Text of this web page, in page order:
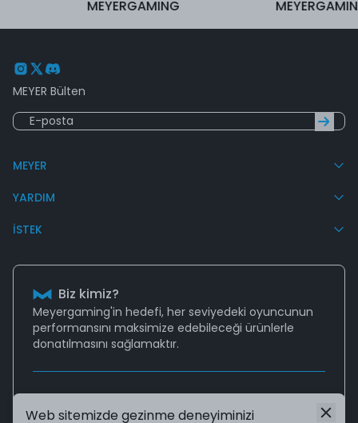
Web sitemizde gezinme deneyiminizi
MEYERGAMING MEYERGAMING
MEYER Bülten
MEYER
YARDIM
İSTEK
Biz kimiz?
Meyergaming'in hedefi, her seviyedeki oyuncunun
performansını maksimize edebileceği ürünlerle
donatılmasını sağlamaktır.
Aklınıza takılan tüm sorularınız için